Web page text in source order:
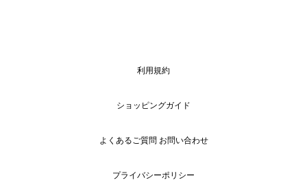
利用規約
ショッピングガイド
よくあるご質問 お問い合わせ
プライバシーポリシー